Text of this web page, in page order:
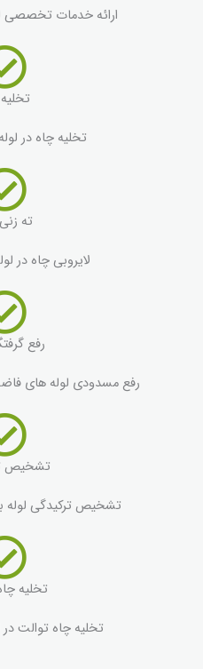
ارائه خدمات تخصصی
تخلیه چاه در
ته
لایروبی چاه در
رفع
رفع مسدودی لوله های
تشخیص
تشخیص ترکیدگی لوله
تخلیه
تخلیه چاه توالت